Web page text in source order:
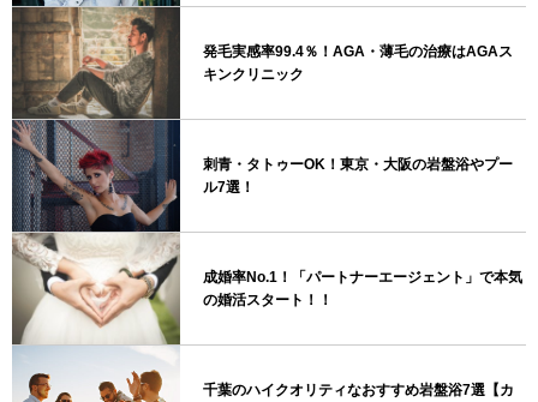
発毛実感率99.4％！AGA・薄毛の治療はAGAス
キンクリニック
刺青・タトゥーOK！東京・大阪の岩盤浴やプー
ル7選！
成婚率No.1！「パートナーエージェント」で本気
の婚活スタート！！
千葉のハイクオリティなおすすめ岩盤浴7選【カ